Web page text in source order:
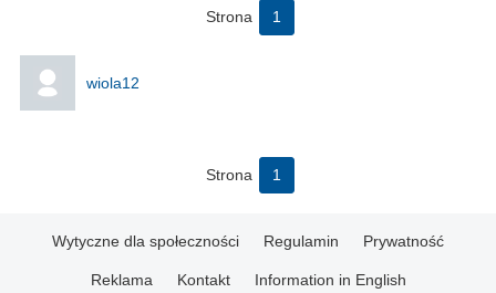
Strona 1
wiola12
Strona 1
Wytyczne dla społeczności Regulamin Prywatność
Reklama Kontakt Information in English